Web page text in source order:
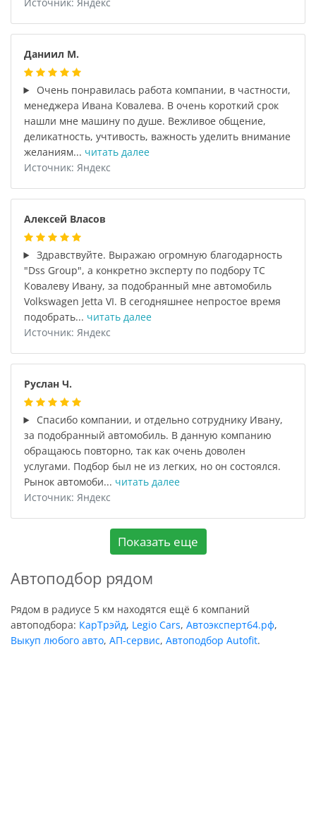
Даниил М.
Очень понравилась работа компании, в частности,
менеджера Ивана Ковалева. В очень короткий срок
нашли мне машину по душе. Вежливое общение,
деликатность, учтивость, важность уделить внимание
желаниям... читать далее
Источник: Яндекс
Алексей Власов
Здравствуйте. Выражаю огромную благодарность
"Dss Group", а конкретно эксперту по подбору ТС
Ковалеву Ивану, за подобранный мне автомобиль
Volkswagen Jetta VI. В сегодняшнее непростое время
подобрать... читать далее
Источник: Яндекс
Руслан Ч.
Спасибо компании, и отдельно сотруднику Ивану,
за подобранный автомобиль. В данную компанию
обращаюсь повторно, так как очень доволен
услугами. Подбор был не из легких, но он состоялся.
Рынок автомоби... читать далее
Источник: Яндекс
Показать еще
Автоподбор рядом
Рядом в радиусе 5 км находятся ещё 6 компаний
автоподбора: КарТрэйд, Legio Cars, Автоэксперт64.рф,
Выкуп любого авто, АП-сервис, Автоподбор Autofit.